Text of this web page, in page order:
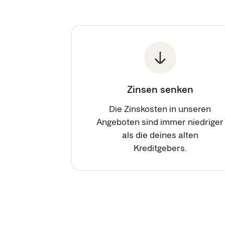
Zinsen senken
Die Zinskosten in unseren
Angeboten sind immer niedriger
als die deines alten
Kreditgebers.